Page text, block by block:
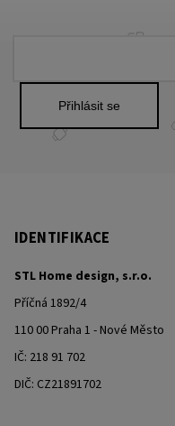
Přihlásit se
IDENTIFIKACE
STL Home design, s.r.o.
Příčná 1892/4
110 00 Praha 1 - Nové Město
IČ: 218 91 702
DIČ: CZ21891702